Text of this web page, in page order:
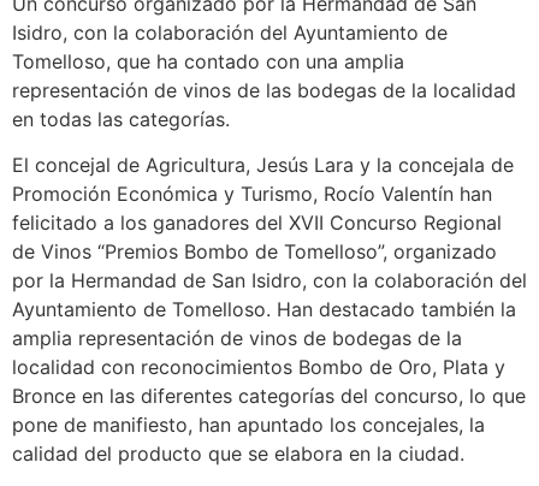
Isidro, con la colaboración del Ayuntamiento de
Tomelloso, que ha contado con una amplia
representación de vinos de las bodegas de la localidad
en todas las categorías.
El concejal de Agricultura, Jesús Lara y la concejala de
Promoción Económica y Turismo, Rocío Valentín han
felicitado a los ganadores del XVII Concurso Regional
de Vinos “Premios Bombo de Tomelloso”, organizado
por la Hermandad de San Isidro, con la colaboración del
Ayuntamiento de Tomelloso. Han destacado también la
amplia representación de vinos de bodegas de la
localidad con reconocimientos Bombo de Oro, Plata y
Bronce en las diferentes categorías del concurso, lo que
pone de manifiesto, han apuntado los concejales, la
calidad del producto que se elabora en la ciudad.